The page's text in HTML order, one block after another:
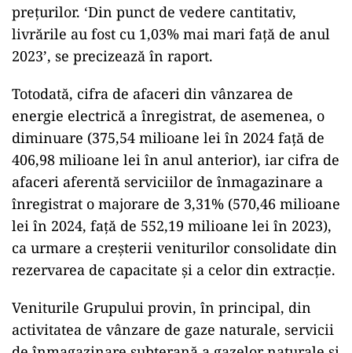
prețurilor. ‘Din punct de vedere cantitativ,
livrările au fost cu 1,03% mai mari față de anul
2023’, se precizează în raport.
Totodată, cifra de afaceri din vânzarea de
energie electrică a înregistrat, de asemenea, o
diminuare (375,54 milioane lei în 2024 față de
406,98 milioane lei în anul anterior), iar cifra de
afaceri aferentă serviciilor de înmagazinare a
înregistrat o majorare de 3,31% (570,46 milioane
lei în 2024, față de 552,19 milioane lei în 2023),
ca urmare a creșterii veniturilor consolidate din
rezervarea de capacitate și a celor din extracție.
Veniturile Grupului provin, în principal, din
activitatea de vânzare de gaze naturale, servicii